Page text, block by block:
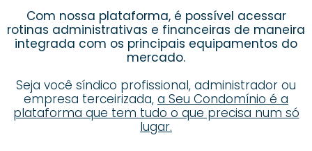
Com nossa plataforma, é possível acessar
rotinas administrativas e financeiras de maneira
integrada com os principais equipamentos do
mercado.
Seja você síndico profissional, administrador ou
empresa terceirizada, a Seu Condomínio é a
plataforma que tem tudo o que precisa num só
lugar.